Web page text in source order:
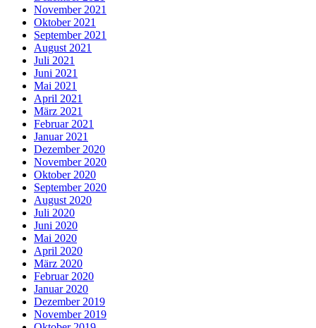
November 2021
Oktober 2021
September 2021
August 2021
Juli 2021
Juni 2021
Mai 2021
April 2021
März 2021
Februar 2021
Januar 2021
Dezember 2020
November 2020
Oktober 2020
September 2020
August 2020
Juli 2020
Juni 2020
Mai 2020
April 2020
März 2020
Februar 2020
Januar 2020
Dezember 2019
November 2019